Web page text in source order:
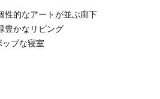
性的なアートが並ぶ廊下
豊かなリビング
プな寝室